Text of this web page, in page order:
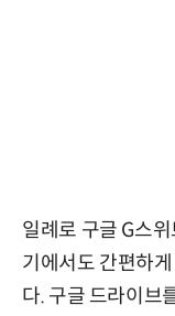
일례로 구글 G스
기에서도 간편하
다. 구글 드라이브